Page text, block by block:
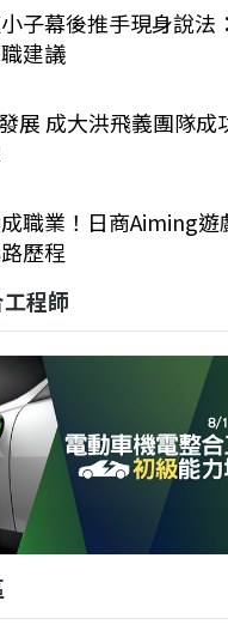
子幕後推手現身說法
建議
展 成大洪飛義團隊成
職業！日商Aiming遊
歷程
程師